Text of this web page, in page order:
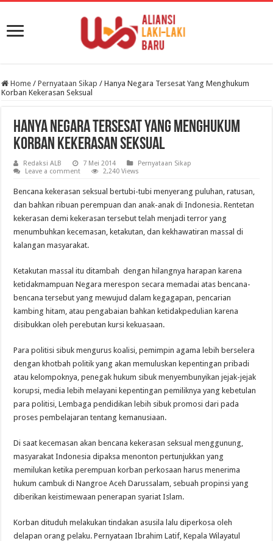
Home / Pernyataan Sikap / Hanya Negara Tersesat Yang Menghukum
Korban Kekerasan Seksual
Hanya Negara Tersesat Yang Menghukum
Korban Kekerasan Seksual
Redaksi ALB 7 Mei 2014
Pernyataan Sikap
Leave a comment
2,240 Views
Bencana kekerasan seksual bertubi-tubi menyerang puluhan, ratusan,
dan bahkan ribuan perempuan dan anak-anak di Indonesia. Rentetan
kekerasan demi kekerasan tersebut telah menjadi terror yang
menumbuhkan kecemasan, ketakutan, dan kekhawatiran massal di
kalangan masyarakat.
Ketakutan massal itu ditambah dengan hilangnya harapan karena
ketidakmampuan Negara merespon secara memadai atas bencana-
bencana tersebut yang mewujud dalam kegagapan, pencarian
kambing hitam, atau pengabaian bahkan ketidakpedulian karena
disibukkan oleh perebutan kursi kekuasaan.
Para politisi sibuk mengurus koalisi, pemimpin agama lebih berselera
dengan khotbah politik yang akan memuluskan kepentingan pribadi
atau kelompoknya, penegak hukum sibuk menyembunyikan jejak-jejak
korupsi, media lebih melayani kepentingan pemiliknya yang kebetulan
para politisi, Lembaga pendidikan lebih sibuk promosi dari pada
proses pembelajaran tentang kemanusiaan.
Di saat kecemasan akan bencana kekerasan seksual menggunung,
masyarakat Indonesia dipaksa menonton pertunjukkan yang
memilukan ketika perempuan korban perkosaan harus menerima
hukum cambuk di Nangroe Aceh Darussalam, sebuah propinsi yang
diberikan keistimewaan penerapan syariat Islam.
Korban dituduh melakukan tindakan asusila lalu diperkosa oleh
delapan orang pelaku. Pernyataan Ibrahim Latif, Kepala Wilayatul